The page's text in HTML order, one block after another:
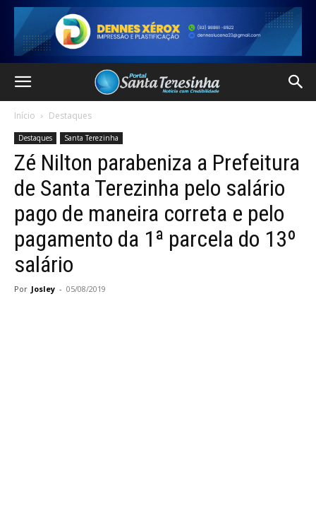
Início Destaques
Destaques Santa Terezinha
Zé Nilton parabeniza a Prefeitura
de Santa Terezinha pelo salário
pago de maneira correta e pelo
pagamento da 1ª parcela do 13º
salário
Por Josley - 05/08/2019